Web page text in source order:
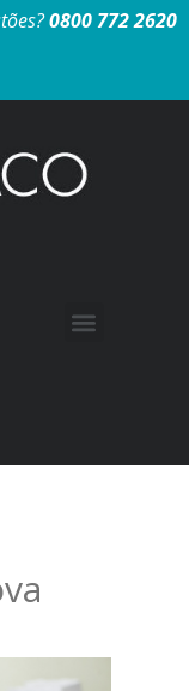
0800 772 2620